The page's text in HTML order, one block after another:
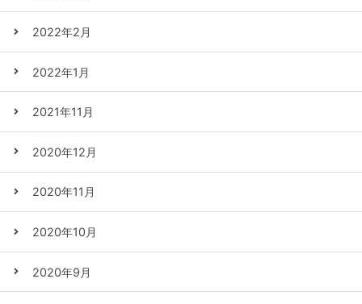
2022年2月
2022年1月
2021年11月
2020年12月
2020年11月
2020年10月
2020年9月